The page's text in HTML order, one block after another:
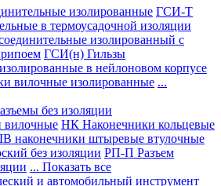
изолированные ГСИ-Т
в термоусадочной изоляции
изолированный с
ГСИ(н) Гильзы
в нейлоновом корпусе
вилочные изолированные ...
без изоляции
вилочные НК Наконечники кольцевые
наконечники штыревые втулочные
без изоляции РП-П Разъем
... Показать все
и автомобильный инструмент